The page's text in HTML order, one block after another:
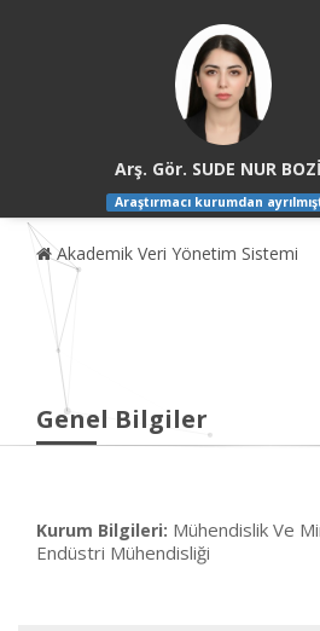
Arş. Gör. SUDE NUR
Araştırmacı kurumdan
Akademik Veri Yönetim Sistemi
Genel Bilgiler
Kurum Bilgileri: Mühendislik Ve
Endüstri Mühendisliği